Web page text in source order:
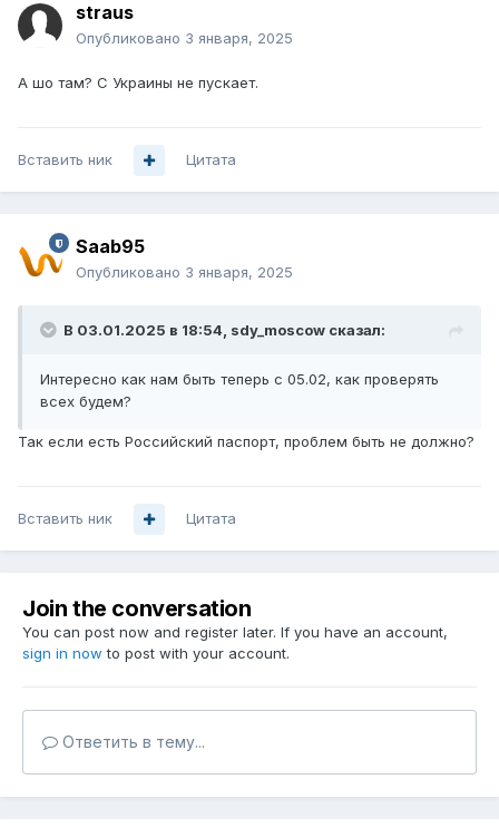
straus
Опубликовано 3 января, 2025
А шо там? С Украины не пускает.
Вставить ник Цитата
Saab95
Опубликовано 3 января, 2025
В 03.01.2025 в 18:54, sdy_moscow сказал:
Интересно как нам быть теперь с 05.02, как проверять
всех будем?
Так если есть Российский паспорт, проблем быть не должно?
Вставить ник Цитата
Join the conversation
You can post now and register later. If you have an account,
sign in now to post with your account.
Ответить в тему...